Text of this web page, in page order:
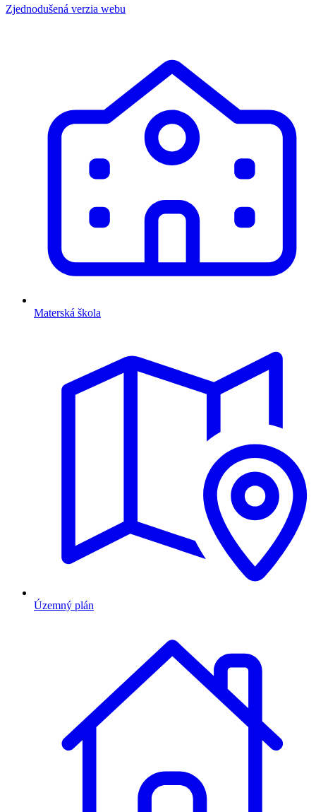
Zjednodušená verzia webu
Materská škola
Územný plán